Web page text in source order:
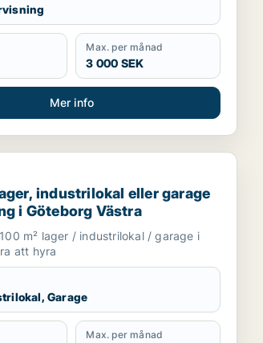
Max. per månad
3 000 SEK
Mer info
Götaland
industrilokal eller garage för
industrilokal eller garage
i Göteborg Västra
m² lager / industrilokal / garage i
att hyra
Garage
Max. per månad